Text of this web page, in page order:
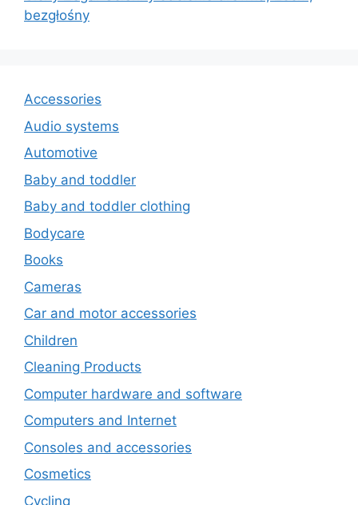
bezgłośny
Accessories
Audio systems
Automotive
Baby and toddler
Baby and toddler clothing
Bodycare
Books
Cameras
Car and motor accessories
Children
Cleaning Products
Computer hardware and software
Computers and Internet
Consoles and accessories
Cosmetics
Cycling